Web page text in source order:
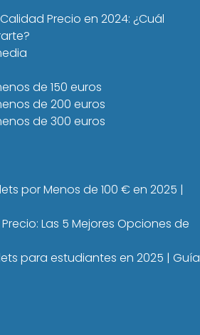
Precio en 2024: ¿Cuál
de 150 euros
de 200 euros
de 300 euros
por Menos de 100 € en 2025 |
Las 5 Mejores Opciones de
para estudiantes en 2025 | Guía